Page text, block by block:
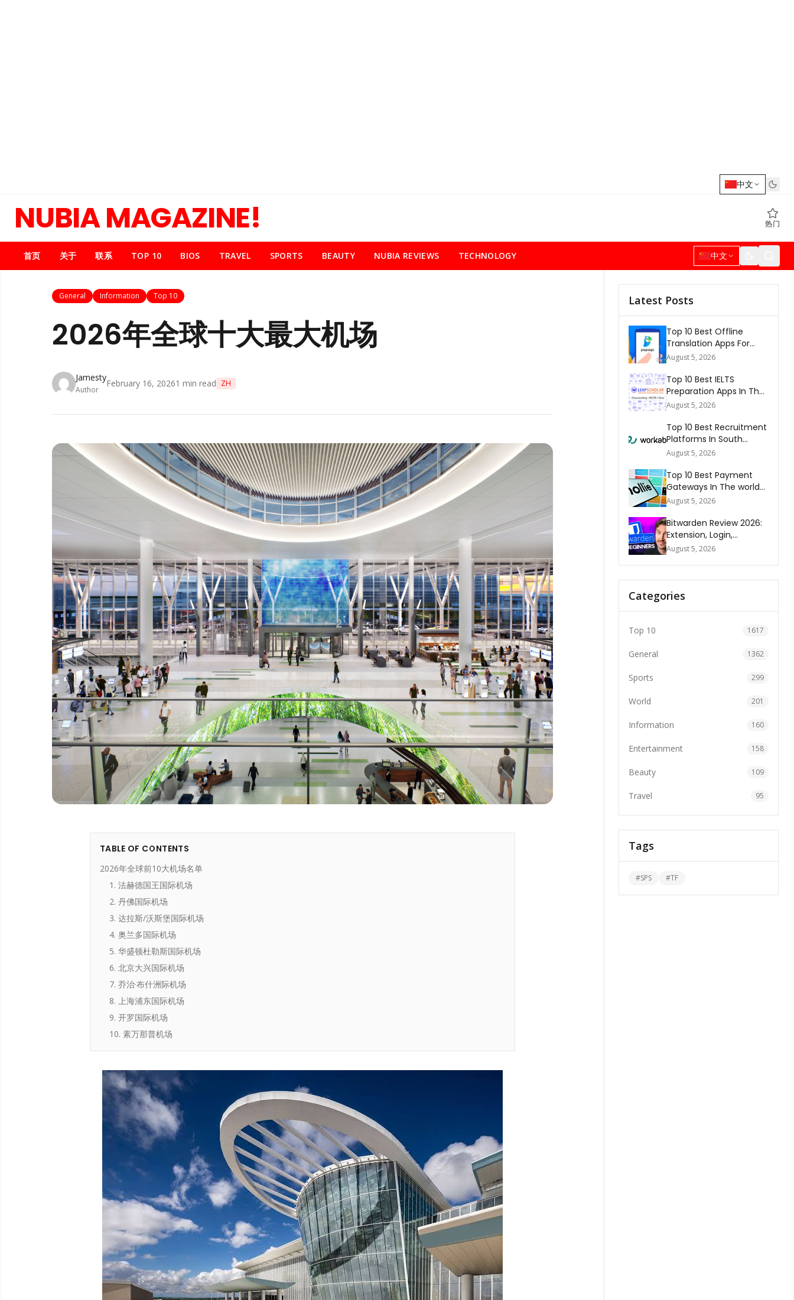
中文
NUBIA MAGAZINE! 热门
首页 关于 联系 TOP 10 BIOS TRAVEL SPORTS BEAUTY NUBIA REVIEWS TECHNOLOGY 中文
General Information Top 10
2026年全球十大最大机场
Jamesty
Author
February 16, 20261 min read ZH
TABLE OF CONTENTS
2026年全球前10大机场名单
1. 法赫德国王国际机场
2. 丹佛国际机场
3. 达拉斯/沃斯堡国际机场
4. 奥兰多国际机场
5. 华盛顿杜勒斯国际机场
6. 北京大兴国际机场
7. 乔治·布什洲际机场
8. 上海浦东国际机场
9. 开罗国际机场
10. 素万那普机场
Latest Posts
Top 10 Best Offline
Translation Apps For
Travel In 2026
August 5, 2026
Top 10 Best IELTS
Preparation Apps In The
World 2026
August 5, 2026
Top 10 Best Recruitment
Platforms In South
Africa 2026
August 5, 2026
Top 10 Best Payment
Gateways In The world
2026
August 5, 2026
Bitwarden Review 2026:
Extension, Login,
Download, Free Plan, App
August 5, 2026
Categories
Top 10 1617
General 1362
Sports 299
World 201
Information 160
Entertainment 158
Beauty 109
Travel 95
Tags
#SPS #TF